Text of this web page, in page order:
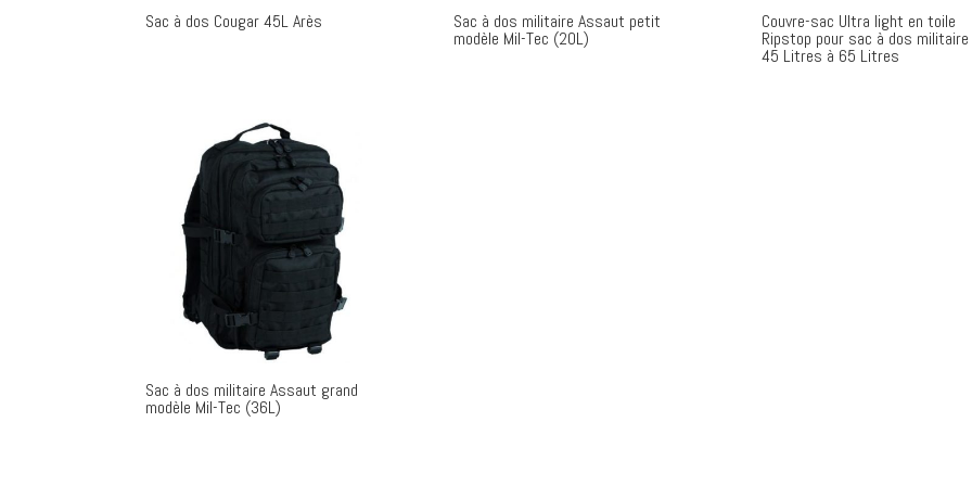
Sac à dos Cougar 45L Arès Sac à dos militaire Assaut petit
modèle Mil-Tec (20L)
Couvre-sac Ultra light en toile
Ripstop pour sac à dos militaire
45 Litres à 65 Litres
Sac à dos militaire Assaut grand
modèle Mil-Tec (36L)